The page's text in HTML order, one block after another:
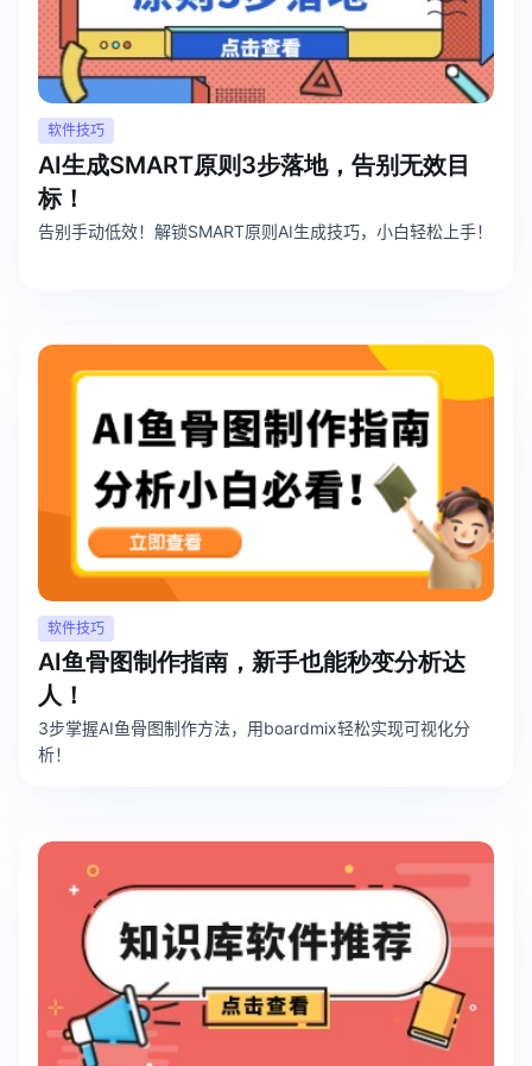
软件技巧
AI生成SMART原则3步落地，告别无效目
标！
告别手动低效！解锁SMART原则AI生成技巧，小白轻松上手！
软件技巧
AI鱼骨图制作指南，新手也能秒变分析达
人！
3步掌握AI鱼骨图制作方法，用boardmix轻松实现可视化分
析！